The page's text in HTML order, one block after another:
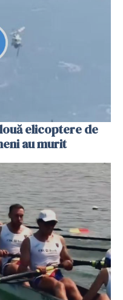
elicoptere de
au murit